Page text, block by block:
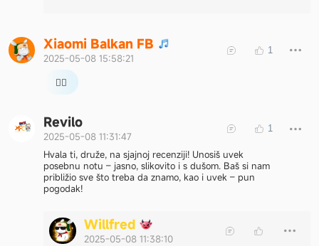
Xiaomi Balkan FB
2025-05-08 15:58:21
1
👍🏻
Revilo
2025-05-08 11:31:47
1
Hvala ti, druže, na sjajnoj recenziji! Unosiš uvek
posebnu notu – jasno, slikovito i s dušom. Baš si nam
približio sve što treba da znamo, kao i uvek – pun
pogodak!
Willfred
2025-05-08 11:38:10